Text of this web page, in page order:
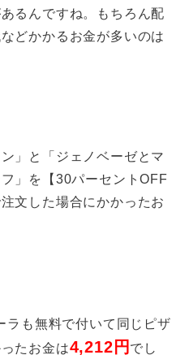
るんですね。もちろん配
どかかるお金が多いのは
」と「ジェノベーゼとマ
」を【30パーセントOFF
文した場合にかかったお
ラも無料で付いて同じピザ
たお金は4,212円 でし